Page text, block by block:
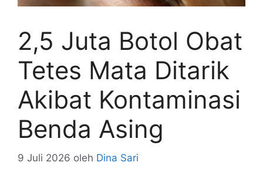
2,5 Juta Botol Obat
Tetes Mata Ditarik
Akibat Kontaminasi
Benda Asing
9 Juli 2026 oleh Dina Sari